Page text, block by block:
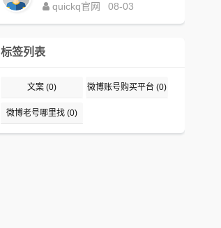
quickq官网
08-03
标签列表
文案 (0) 微博账号购买平台 (0)
微博老号哪里找 (0)